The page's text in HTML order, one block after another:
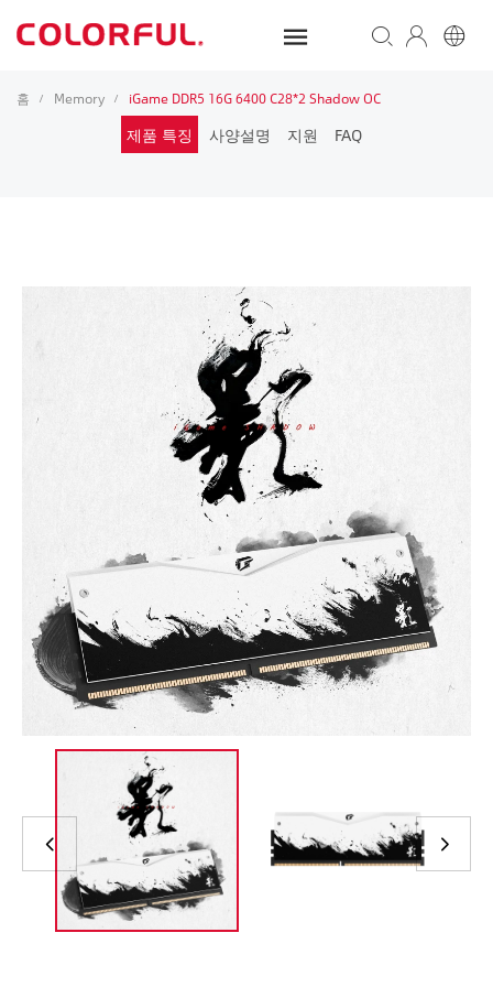
홈 / Memory / iGame DDR5 16G 6400 C28*2 Shadow OC
제품 특징 사양설명 지원 FAQ